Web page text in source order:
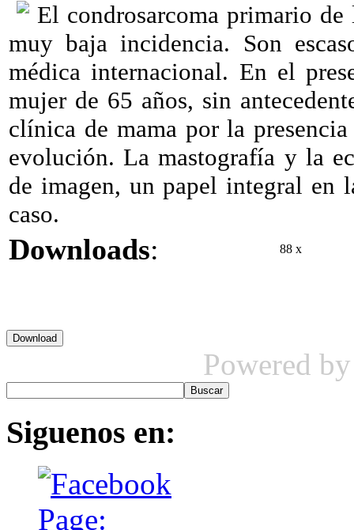
El condrosarcoma primario
muy baja incidencia. Son
médica internacional. En el
mujer de 65 años, sin
clínica de mama por la
evolución. La mastografía y la
de imagen, un papel integral en
caso.
Downloads: 88 x
Powered
Siguenos en: